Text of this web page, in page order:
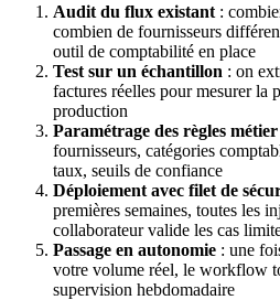
Audit du flux existant :
combien de fournisseurs
outil de comptabilité en place
Test sur un échantillon : on
factures réelles pour mesurer la
production
Paramétrage des règles métier
fournisseurs, catégories
taux, seuils de confiance
Déploiement avec filet de
premières semaines, toutes les
collaborateur valide les cas
Passage en autonomie : une
votre volume réel, le workflow
supervision hebdomadaire